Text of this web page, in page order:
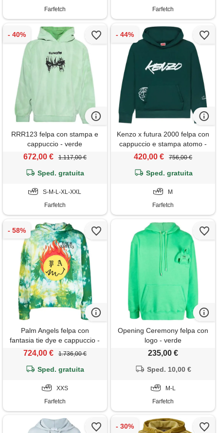
Farfetch
Farfetch
RRR123 felpa con stampa e
cappuccio - verde
672,00 € 1.117,00 €
Sped. gratuita
S-M-L-XL-XXL
Farfetch
Kenzo x futura 2000 felpa con
cappuccio e stampa atomo -
verde
420,00 € 756,00 €
Sped. gratuita
M
Farfetch
Palm Angels felpa con
fantasia tie dye e cappuccio -
verde
724,00 € 1.736,00 €
Sped. gratuita
XXS
Farfetch
Opening Ceremony felpa con
logo - verde
235,00 €
Sped. 10,00 €
M-L
Farfetch